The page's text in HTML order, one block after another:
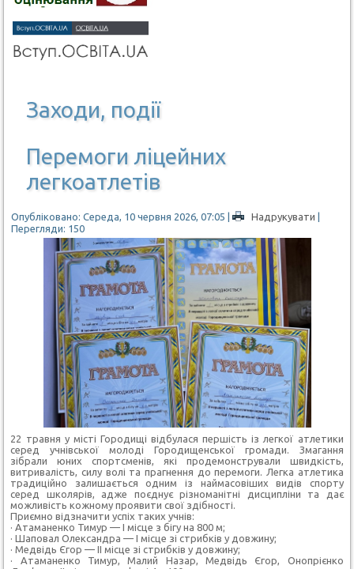
Заходи, події
Перемоги ліцейних
легкоатлетів
Опубліковано: Середа, 10 червня 2026, 07:05 | Надрукувати |
Перегляди: 150
22 травня у місті Городищі відбулася першість із легкої атлетики
серед учнівської молоді Городищенської громади. Змагання
зібрали юних спортсменів, які продемонстрували швидкість,
витривалість, силу волі та прагнення до перемоги. Легка атлетика
традиційно залишається одним із наймасовіших видів спорту
серед школярів, адже поєднує різноманітні дисципліни та дає
можливість кожному проявити свої здібності.
Приємно відзначити успіх таких учнів:
· Атаманенко Тимур — І місце з бігу на 800 м;
· Шаповал Олександра — І місце зі стрибків у довжину;
· Медвідь Єгор — ІІ місце зі стрибків у довжину;
· Атаманенко Тимур, Малий Назар, Медвідь Єгор, Онопрієнко